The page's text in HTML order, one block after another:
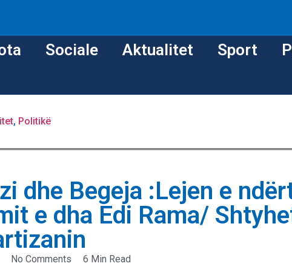
Sociale Aktualitet Sport
, Politikë
dhe Begeja :Lejen e
e dha Edi Rama/
No Comments 6 Min Read